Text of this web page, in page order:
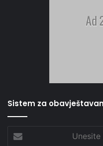
Sistem za
Email